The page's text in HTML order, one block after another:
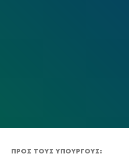
ΠΡΟΣ ΤΟΥΣ ΥΠΟΥΡΓΟΥΣ: